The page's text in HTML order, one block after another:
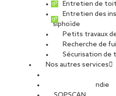
Entretien de
Entretien des
siphoïde
Petits travaux
Recherche de
Sécurisation de
Nos autres services
Sécurité Incendie